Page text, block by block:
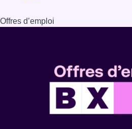
Offres d’emploi